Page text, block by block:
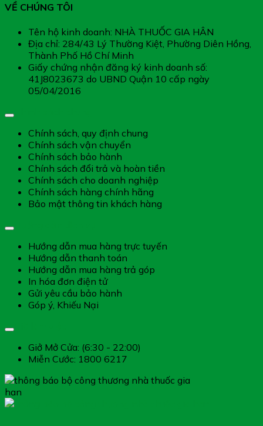
VỀ CHÚNG TÔI
Tên hộ kinh doanh: NHÀ THUỐC GIA HÂN
Địa chỉ: 284/43 Lý Thường Kiệt, Phường Diên Hồng,
Thành Phố Hồ Chí Minh
Giấy chứng nhận đăng ký kinh doanh số:
41J8023673 do UBND Quận 10 cấp ngày
05/04/2016
Chính sách, quy định chung
Chính sách vận chuyển
Chính sách bảo hành
Chính sách đổi trả và hoàn tiền
Chính sách cho doanh nghiệp
Chính sách hàng chính hãng
Bảo mật thông tin khách hàng
Hướng dẫn mua hàng trực tuyến
Hướng dẫn thanh toán
Hướng dẫn mua hàng trả góp
In hóa đơn điện tử
Gửi yêu cầu bảo hành
Góp ý, Khiếu Nại
Giở Mở Cửa: (6:30 - 22:00)
Miễn Cước: 1800 6217